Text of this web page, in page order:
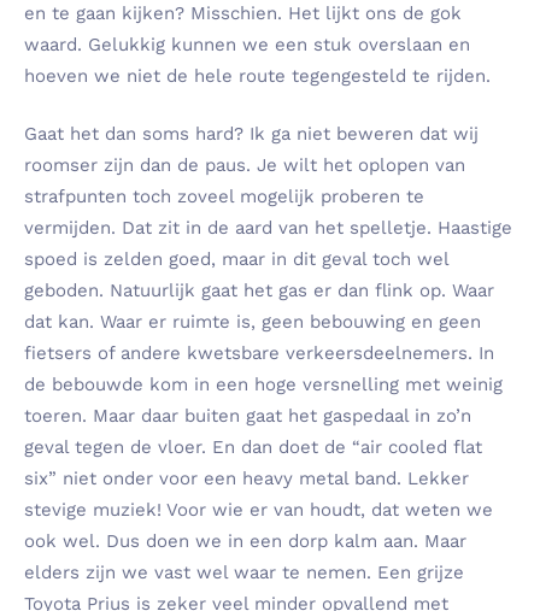
en te gaan kijken? Misschien. Het lijkt ons de gok
waard. Gelukkig kunnen we een stuk overslaan en
hoeven we niet de hele route tegengesteld te rijden.
Gaat het dan soms hard? Ik ga niet beweren dat wij
roomser zijn dan de paus. Je wilt het oplopen van
strafpunten toch zoveel mogelijk proberen te
vermijden. Dat zit in de aard van het spelletje. Haastige
spoed is zelden goed, maar in dit geval toch wel
geboden. Natuurlijk gaat het gas er dan flink op. Waar
dat kan. Waar er ruimte is, geen bebouwing en geen
fietsers of andere kwetsbare verkeersdeelnemers. In
de bebouwde kom in een hoge versnelling met weinig
toeren. Maar daar buiten gaat het gaspedaal in zo’n
geval tegen de vloer. En dan doet de “air cooled flat
six” niet onder voor een heavy metal band. Lekker
stevige muziek! Voor wie er van houdt, dat weten we
ook wel. Dus doen we in een dorp kalm aan. Maar
elders zijn we vast wel waar te nemen. Een grijze
Toyota Prius is zeker veel minder opvallend met